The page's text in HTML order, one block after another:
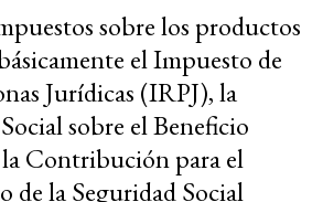
sobre los productos
el Impuesto de
Jurídicas (IRPJ), la
sobre el Beneficio
Contribución para el
de la Seguridad Social